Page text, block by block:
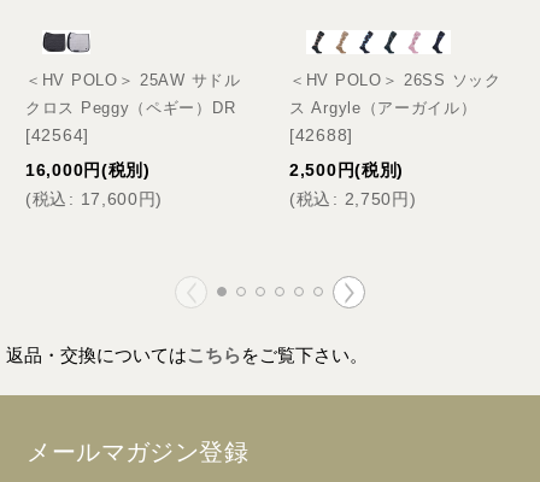
＜HV POLO＞ 25AW サドル
クロス Peggy（ペギー）DR
[42564]
16,000円(税別)
(税込 : 17,600円)
＜HV POLO＞ 26SS ソック
ス Argyle（アーガイル）
[42688]
2,500 円(税別)
(税込 : 2,750円)
返品・交換についてはこちらをご覧下さい。
メールマガジン登録